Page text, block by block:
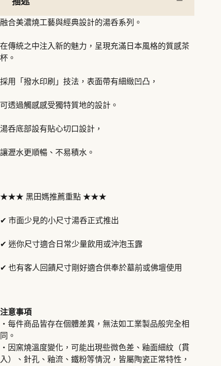
瓷
茶
數
量
融合美濃燒工藝與經典設計的湯呑系列。
在傳統之中注入新的魅力，呈現充滿日本風格的質感茶
杯。
採用「撥水印刷」技法，表面帶有細緻凹凸，
可透過觸感感受獨特質地的設計。
湯呑底部設有貼心切口設計，
讓瀝水更順暢、不易積水。
★★★ 黑田媽推薦重點 ★★★
✔ 市面少見的小尺寸湯呑正式推出
✔ 迷你尺寸適合日常少量飲用或沖泡玉露
✔ 也有客人回饋尺寸剛好適合供奉於墓前或佛壇使用
注意事項
・每件商品皆存在個體差異，無法如工業製品般完全相
同。
・因窯燒溫度變化，可能出現些微色差、釉面細紋（貫
入）、針孔、釉流、鐵粉等情況，皆屬陶瓷正常特性，